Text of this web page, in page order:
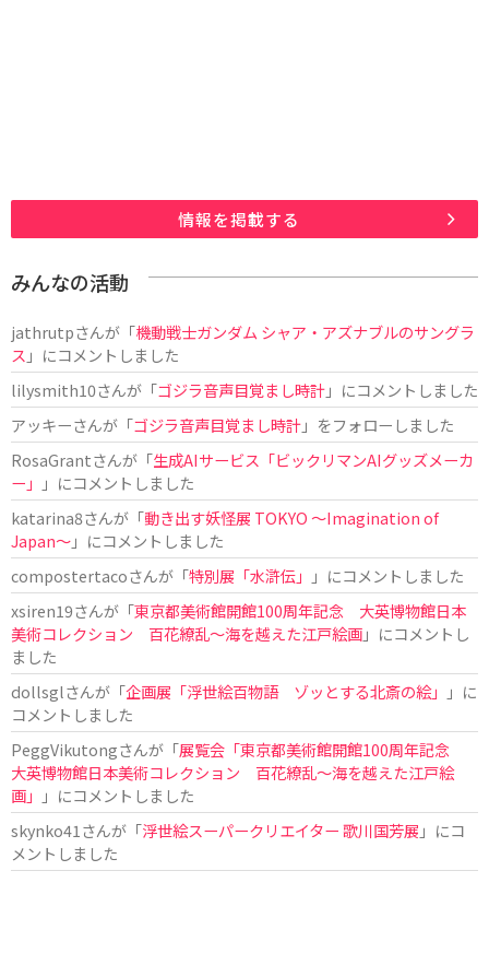
情報を掲載する
みんなの活動
jathrutpさんが「機動戦士ガンダム シャア・アズナブルのサングラ
ス 」にコメントしました
lilysmith10さんが「ゴジラ音声目覚まし時計」にコメントしました
アッキーさんが「ゴジラ音声目覚まし時計」をフォローしました
RosaGrantさんが「生成AIサービス「ビックリマンAIグッズメーカ
ー」
」にコメントしました
katarina8さんが「動き出す妖怪展 TOKYO 〜Imagination of
Japan〜」にコメントしました
compostertacoさんが「特別展「水滸伝」
」にコメントしました
xsiren19さんが「東京都美術館開館100周年記念 大英博物館日本
美術コレクション 百花繚乱～海を越えた江戸絵画」にコメントし
ました
dollsglさんが「企画展「浮世絵百物語 ゾッとする北斎の絵」
」に
コメントしました
PeggVikutongさんが「展覧会「東京都美術館開館100周年記念
大英博物館日本美術コレクション 百花繚乱〜海を越えた江戸絵
画」
」にコメントしました
skynko41 さんが「浮世絵スーパークリエイター 歌川国芳展 」にコ
メントしました